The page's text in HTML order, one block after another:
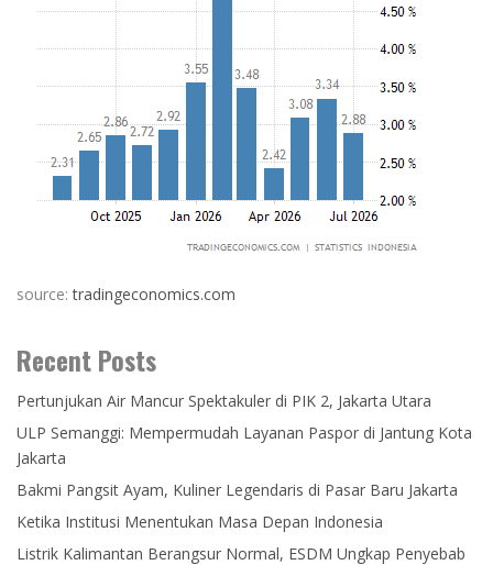
source:tradingeconomics.com
Recent Posts
Pertunjukan Air Mancur Spektakuler di PIK 2, Jakarta Utara
ULP Semanggi: Mempermudah Layanan Paspor di Jantung Kota
Jakarta
Bakmi Pangsit Ayam, Kuliner Legendaris di Pasar Baru Jakarta
Ketika Institusi Menentukan Masa Depan Indonesia
Listrik Kalimantan Berangsur Normal, ESDM Ungkap Penyebab